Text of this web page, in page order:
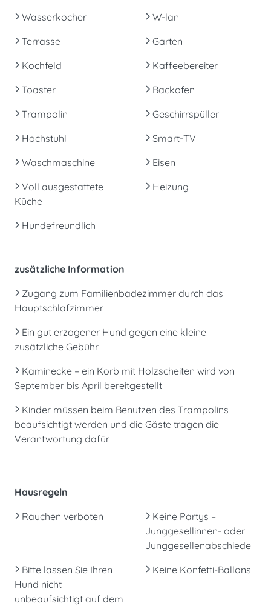
Wasserkocher
W-lan
Terrasse
Garten
Kochfeld
Kaffeebereiter
Toaster
Backofen
Trampolin
Geschirrspüller
Hochstuhl
Smart-TV
Waschmaschine
Eisen
Voll ausgestattete
Küche
Heizung
Hundefreundlich
zusätzliche Information
Zugang zum Familienbadezimmer durch das
Hauptschlafzimmer
Ein gut erzogener Hund gegen eine kleine
zusätzliche Gebühr
Kaminecke – ein Korb mit Holzscheiten wird von
September bis April bereitgestellt
Kinder müssen beim Benutzen des Trampolins
beaufsichtigt werden und die Gäste tragen die
Verantwortung dafür
Hausregeln
Rauchen verboten
Keine Partys –
Junggesellinnen- oder
Junggesellenabschiede
Bitte lassen Sie Ihren
Hund nicht
unbeaufsichtigt auf dem
Keine Konfetti-Ballons